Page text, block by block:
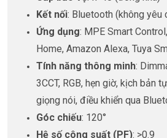
Kết nối: Bluetooth (không yêu
Ứng dụng: MPE Smart
Home, Amazon Alexa, Tuya
Tính năng thông minh:
3CCT, RGB, hẹn giờ, kịch bản
giọng nói, điều khiển qua
Góc chiếu: 120°
Hệ số công suất (PF): >0.9